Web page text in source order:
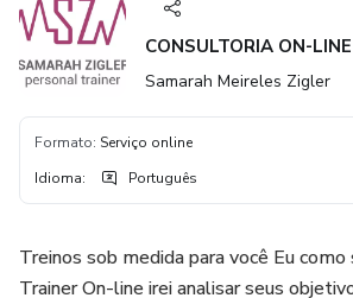
CONSULTORIA ON-
Samarah Meireles Zigler
Formato: Serviço online
Idioma: Português
Treinos sob medida para você Eu como
Trainer On-line irei analisar seus